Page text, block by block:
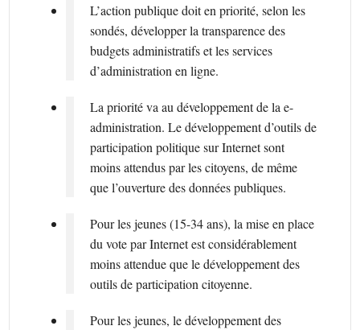
L’action publique doit en priorité, selon les
sondés, développer la transparence des
budgets administratifs et les services
d’administration en ligne.
La priorité va au développement de la e-
administration. Le développement d’outils de
participation politique sur Internet sont
moins attendus par les citoyens, de même
que l’ouverture des données publiques.
Pour les jeunes (15-34 ans), la mise en place
du vote par Internet est considérablement
moins attendue que le développement des
outils de participation citoyenne.
Pour les jeunes, le développement des